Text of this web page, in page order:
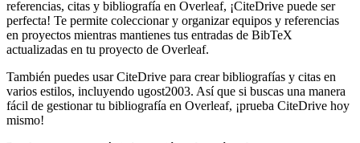
referencias, citas y bibliografía en Overleaf, ¡CiteDrive puede ser
perfecta! Te permite coleccionar y organizar equipos y referencias
en proyectos mientras mantienes tus entradas de BibTeX
actualizadas en tu proyecto de Overleaf.
También puedes usar CiteDrive para crear bibliografías y citas en
varios estilos, incluyendo ugost2003. Así que si buscas una manera
fácil de gestionar tu bibliografía en Overleaf, ¡prueba CiteDrive hoy
mismo!